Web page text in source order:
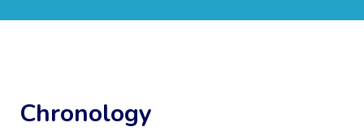
Chronology